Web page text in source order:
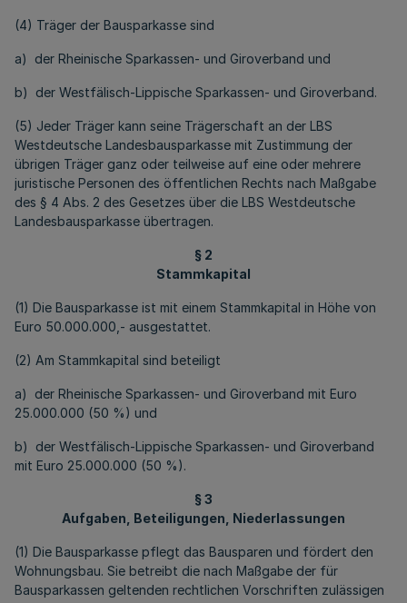
(4) Träger der Bausparkasse sind
a) der Rheinische Sparkassen- und Giroverband und
b) der Westfälisch-Lippische Sparkassen- und Giroverband.
(5) Jeder Träger kann seine Trägerschaft an der LBS
Westdeutsche Landesbausparkasse mit Zustimmung der
übrigen Träger ganz oder teilweise auf eine oder mehrere
juristische Personen des öffentlichen Rechts nach Maßgabe
des § 4 Abs. 2 des Gesetzes über die LBS Westdeutsche
Landesbausparkasse übertragen.
§ 2
Stammkapital
(1) Die Bausparkasse ist mit einem Stammkapital in Höhe von
Euro 50.000.000,- ausgestattet.
(2) Am Stammkapital sind beteiligt
a) der Rheinische Sparkassen- und Giroverband mit Euro
25.000.000 (50 %) und
b) der Westfälisch-Lippische Sparkassen- und Giroverband
mit Euro 25.000.000 (50 %).
§ 3
Aufgaben, Beteiligungen, Niederlassungen
(1) Die Bausparkasse pflegt das Bausparen und fördert den
Wohnungsbau. Sie betreibt die nach Maßgabe der für
Bausparkassen geltenden rechtlichen Vorschriften zulässigen